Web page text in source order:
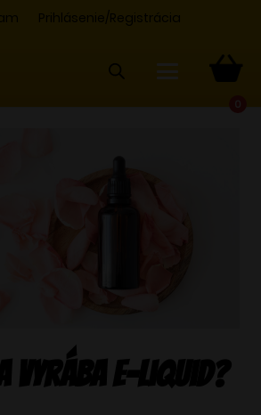
Prihlásenie/Registrácia
vyrába e-liquid?